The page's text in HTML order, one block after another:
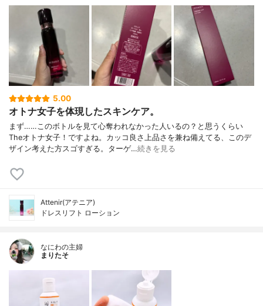
5.00
オトナ女子を体現したスキンケア。
まず……このボトルを見て心奪われなかった人いるの？と思うくらい
Theオトナ女子！ですよね。カッコ良さ上品さを兼ね備えてる、このデ
ザイン考えた方スゴすぎる。ターゲ…続きを見る
Attenir(アテニア)
ドレスリフト ローション
なにわの主婦
まりたそ